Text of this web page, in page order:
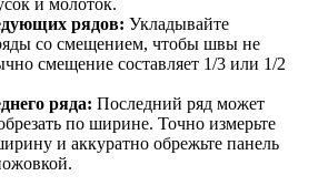
рядов: Укладывайте
со смещением, чтобы швы не
смещение составляет 1/3 или 1/2
ряда: Последний ряд может
по ширине. Точно измерьте
и аккуратно обрежьте панель